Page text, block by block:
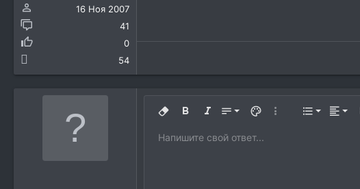
16 Ноя 2007
41
0
54
Удалить форматирование
ЖирныйКурсивРазмер шрифта
9
10
Цвет текста
Дополнительно…
Список
По
Шрифт Arial
Зачёркнутый
Подчёркнутый
Однострочный код
Однострочный спойлер
Вставить горизонтальную линию
Спойлер
Код
Напишите свой ответ...